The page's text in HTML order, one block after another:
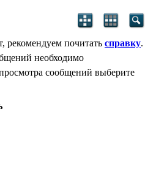
рекомендуем почитать справку.
необходимо
сообщений выберите